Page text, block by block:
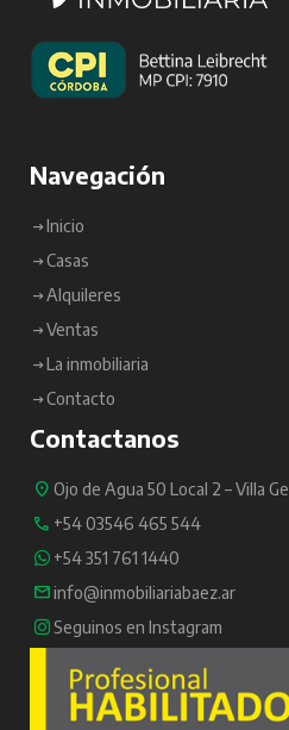
Navegación
Inicio
Casas
Alquileres
Ventas
La inmobiliaria
Contacto
Contactanos
Ojo de Agua 50 Local 2 – Villa
+54 03546 465 544
+54 351 761 1440
info@inmobiliariabaez.ar
Seguinos en Instagram